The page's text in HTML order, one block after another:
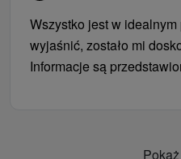
Wszystko jest w idealnym
wyjaśnić, zostało mi
Informacje są